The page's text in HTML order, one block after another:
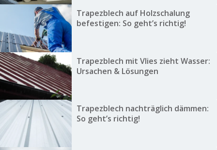
Trapezblech auf Holzschalung
befestigen: So geht’s richtig!
Trapezblech mit Vlies zieht Wasser:
Ursachen & Lösungen
Trapezblech nachträglich dämmen:
So geht’s richtig!